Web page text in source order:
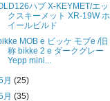
ハブ X-KEYMET/エッ
クスキーメット XR-19W ホ
イールビルド
MOB e ビッケ モブe /旧
称 bikke 2 e ダークグレー
Yepp mini...
月(25)
月(35)